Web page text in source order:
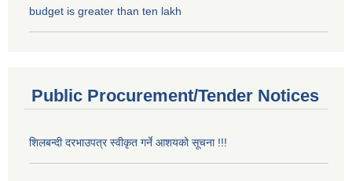
budget is greater than ten lakh
Public Procurement/Tender Notices
शिलबन्दी दरभाउपत्र स्वीकृत गर्ने आशयको सूचना !!!